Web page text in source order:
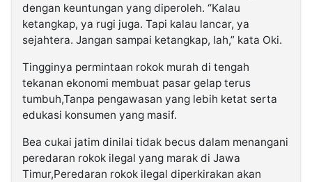
dengan keuntungan yang diperoleh. “Kalau
ketangkap, ya rugi juga. Tapi kalau lancar, ya
sejahtera. Jangan sampai ketangkap, lah,” kata Oki.
Tingginya permintaan rokok murah di tengah
tekanan ekonomi membuat pasar gelap terus
tumbuh,Tanpa pengawasan yang lebih ketat serta
edukasi konsumen yang masif.
Bea cukai jatim dinilai tidak becus dalam menangani
peredaran rokok ilegal yang marak di Jawa
Timur,Peredaran rokok ilegal diperkirakan akan